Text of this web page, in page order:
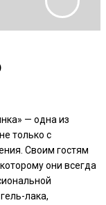
— одна из
только с
Своим гостям
они всегда
лака,